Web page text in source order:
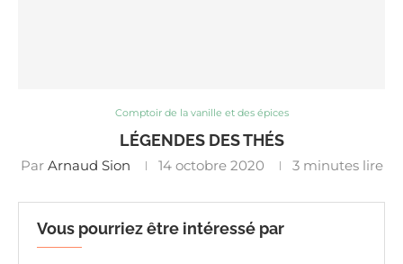
Comptoir de la vanille et des épices
LÉGENDES DES THÉS
Par Arnaud Sion 14 octobre 2020 3 minutes lire
Vous pourriez être intéressé par